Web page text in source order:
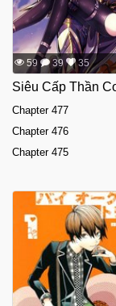
59 39 35
Siêu Cấp Thần
Chapter 477
Chapter 476
Chapter 475